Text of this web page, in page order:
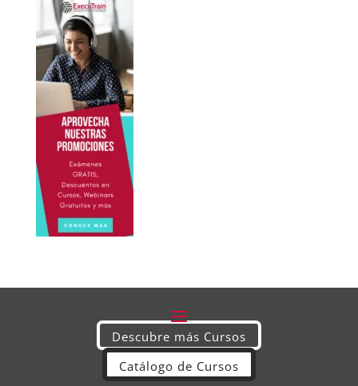
Descubre más Cursos
Catálogo de Cursos